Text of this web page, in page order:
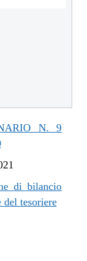
N. 9
di bilancio
del tesoriere